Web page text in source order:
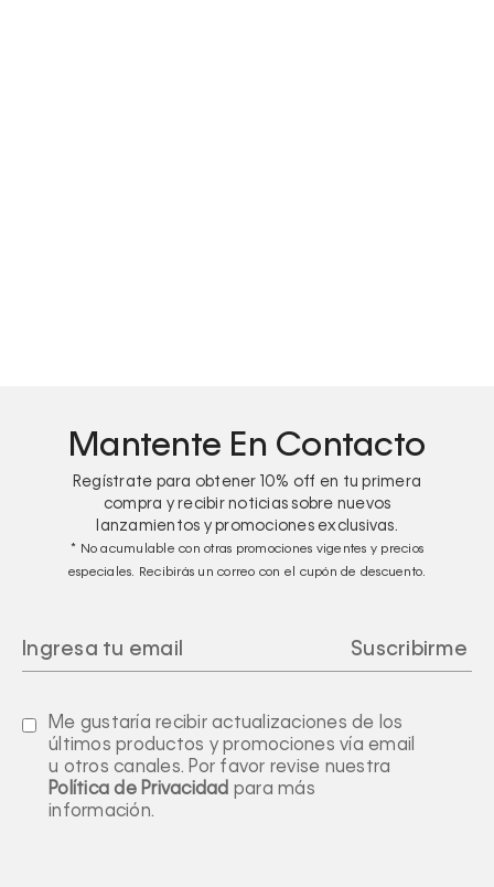
Mantente En Contacto
Regístrate para obtener 10% off en tu primera
compra y recibir noticias sobre nuevos
lanzamientos y promociones exclusivas.
* No acumulable con otras promociones vigentes y precios
especiales. Recibirás un correo con el cupón de descuento.
Me gustaría recibir actualizaciones de los
últimos productos y promociones vía email
u otros canales. Por favor revise nuestra
Política de Privacidad para más
información.